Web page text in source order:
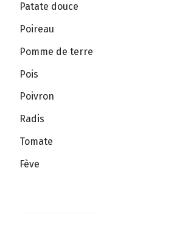
Patate douce
Poireau
Pomme de terre
Pois
Poivron
Radis
Tomate
Fève